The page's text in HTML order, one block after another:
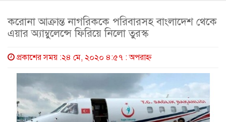
করোনা আক্রান্ত নাগরিককে পরিবারসহ বাংলাদেশ থেকে
এয়ার অ্যাম্বুলেন্সে ফিরিয়ে নিলো তুরস্ক
প্রকাশের সময় :২৪ মে, ২০২০ ৪:৫৭ : অপরাহ্ণ